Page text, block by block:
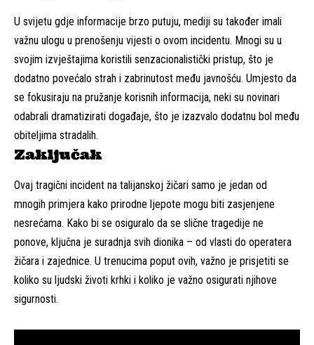
U svijetu gdje informacije brzo putuju, mediji su također imali
važnu ulogu u prenošenju vijesti o ovom incidentu. Mnogi su u
svojim izvještajima koristili senzacionalistički pristup, što je
dodatno povećalo strah i zabrinutost među javnošću. Umjesto da
se fokusiraju na pružanje korisnih informacija, neki su novinari
odabrali dramatizirati događaje, što je izazvalo dodatnu bol među
obiteljima stradalih.
Zaključak
Ovaj tragični incident na talijanskoj žičari samo je jedan od
mnogih primjera kako prirodne ljepote mogu biti zasjenjene
nesrećama. Kako bi se osiguralo da se slične tragedije ne
ponove, ključna je suradnja svih dionika – od vlasti do operatera
žičara i zajednice. U trenucima poput ovih, važno je prisjetiti se
koliko su ljudski životi krhki i koliko je važno osigurati njihove
sigurnosti.